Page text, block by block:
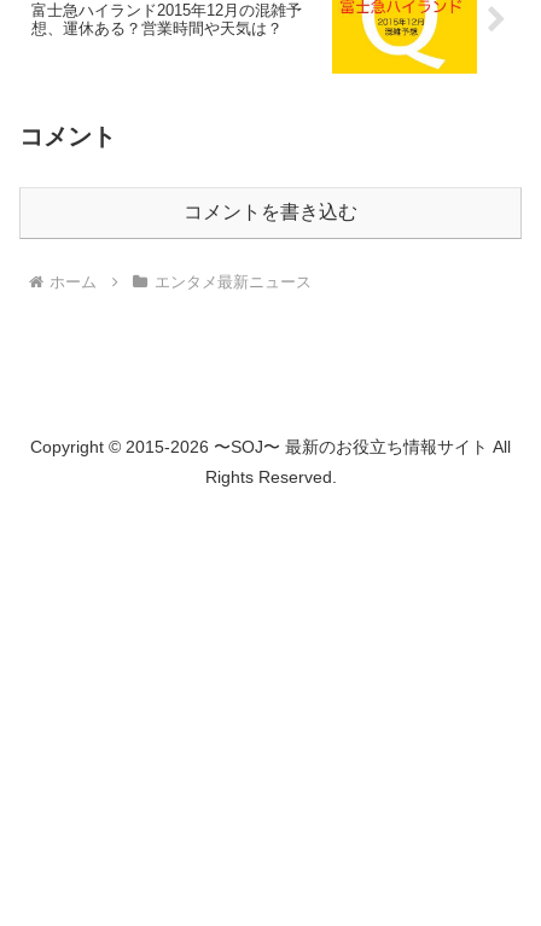
富士急ハイランド2015年12月の混雑予
想、運休ある？営業時間や天気は？
コメント
コメントを書き込む
ホーム エンタメ最新ニュース
Copyright © 2015-2026 〜SOJ〜 最新のお役立ち情報サイト All
Rights Reserved.